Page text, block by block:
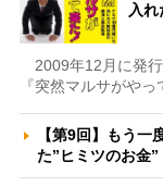
入
2009年12月に発
『突然マルサがや
【第9回】もう
た”ヒミツのお金